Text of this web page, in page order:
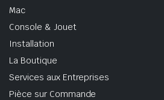
Mac
Console & Jouet
Installation
La Boutique
Services aux Entreprises
Pièce sur Commande